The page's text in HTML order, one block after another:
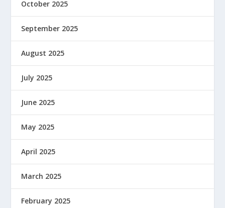
October 2025
September 2025
August 2025
July 2025
June 2025
May 2025
April 2025
March 2025
February 2025